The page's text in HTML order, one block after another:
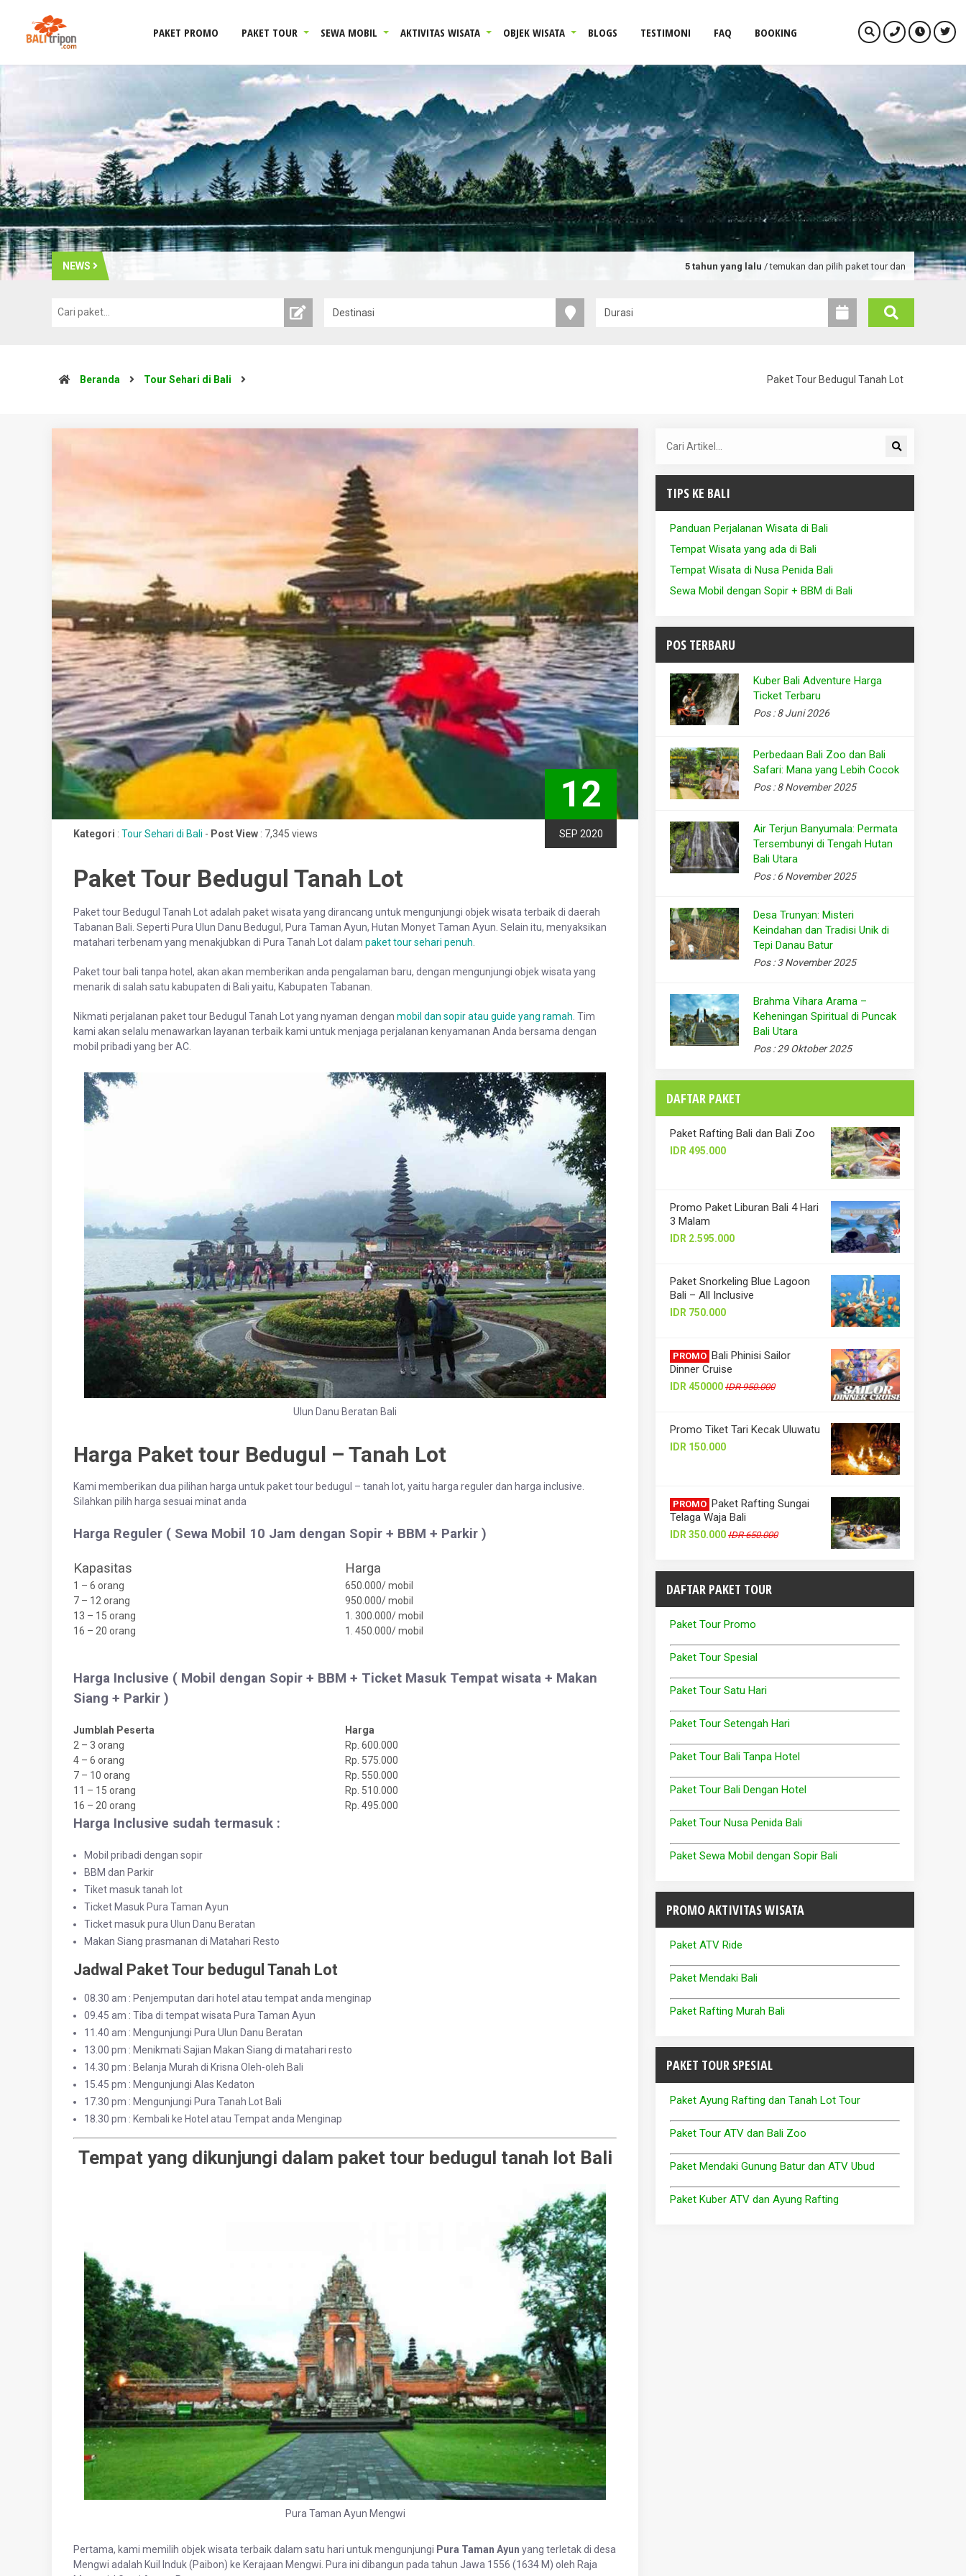
PAKET PROMO PAKET TOUR SEWA MOBIL AKTIVITAS WISATA OBJEK WISATA BLOGS TESTIMONI FAQ BOOKING
NEWS 5 tahun yang lalu / temukan dan pilih paket tour dan promo wisata terlengkap
Beranda Tour Sehari di Bali Paket Tour Bedugul Tanah Lot
Kategori : Tour Sehari di Bali - Post View : 7,345 views
12
SEP 2020
Paket Tour Bedugul Tanah Lot
Paket tour Bedugul Tanah Lot adalah paket wisata yang dirancang untuk mengunjungi objek wisata terbaik di daerah
Tabanan Bali. Seperti Pura Ulun Danu Bedugul, Pura Taman Ayun, Hutan Monyet Taman Ayun. Selain itu, menyaksikan
matahari terbenam yang menakjubkan di Pura Tanah Lot dalam paket tour sehari penuh
Paket tour bali tanpa hotel, akan akan memberikan anda pengalaman baru, dengan mengunjungi objek wisata yang
menarik di salah satu kabupaten di Bali yaitu, Kabupaten Tabanan.
Nikmati perjalanan paket tour Bedugul Tanah Lot yang nyaman dengan mobil dan sopir atau guide yang ramah . Tim
kami akan selalu menawarkan layanan terbaik kami untuk menjaga perjalanan kenyamanan Anda bersama dengan
mobil pribadi yang ber AC.
Ulun Danu Beratan Bali
Harga Paket tour Bedugul – Tanah Lot
Kami memberikan dua pilihan harga untuk paket tour bedugul – tanah lot, yaitu harga reguler dan harga inclusive.
Silahkan pilih harga sesuai minat anda
Harga Reguler ( Sewa Mobil 10 Jam dengan Sopir + BBM + Parkir )
Kapasitas Harga
1 – 6 orang
650.000/ mobil
7 – 12 orang
950.000/ mobil
13 – 15 orang
1. 300.000/ mobil
16 – 20 orang
1. 450.000/ mobil
Harga Inclusive ( Mobil dengan Sopir + BBM + Ticket Masuk Tempat wisata + Makan
Siang + Parkir )
Jumblah Peserta
Harga
2 – 3 orang
Rp. 600.000
4 – 6 orang
Rp. 575.000
7 – 10 orang
Rp. 550.000
11 – 15 orang
Rp. 510.000
16 – 20 orang
Rp. 495.000
Harga Inclusive sudah termasuk :
Mobil pribadi dengan sopir
BBM dan Parkir
Tiket masuk tanah lot
Ticket Masuk Pura Taman Ayun
Ticket masuk pura Ulun Danu Beratan
Makan Siang prasmanan di Matahari Resto
Jadwal Paket Tour bedugul Tanah Lot
08.30 am : Penjemputan dari hotel atau tempat anda menginap
09.45 am : Tiba di tempat wisata Pura Taman Ayun
11.40 am : Mengunjungi Pura Ulun Danu Beratan
13.00 pm : Menikmati Sajian Makan Siang di matahari resto
14.30 pm : Belanja Murah di Krisna Oleh-oleh Bali
15.45 pm : Mengunjungi Alas Kedaton
17.30 pm : Mengunjungi Pura Tanah Lot Bali
18.30 pm : Kembali ke Hotel atau Tempat anda Menginap
Tempat yang dikunjungi dalam paket tour bedugul tanah lot Bali
Pura Taman Ayun Mengwi
Pertama, kami memilih objek wisata terbaik dalam satu hari untuk mengunjungi Pura Taman Ayun yang terletak di desa
Mengwi adalah Kuil Induk (Paibon) ke Kerajaan Mengwi. Pura ini dibangun pada tahun Jawa 1556 (1634 M) oleh Raja
TIPS KE BALI
Panduan Perjalanan Wisata di Bali
Tempat Wisata yang ada di Bali
Tempat Wisata di Nusa Penida Bali
Sewa Mobil dengan Sopir + BBM di Bali
POS TERBARU
Kuber Bali Adventure Harga
Ticket Terbaru
Pos : 8 Juni 2026
Perbedaan Bali Zoo dan Bali
Safari: Mana yang Lebih Cocok
Pos : 8 November 2025
Air Terjun Banyumala: Permata
Tersembunyi di Tengah Hutan
Bali Utara
Pos : 6 November 2025
Desa Trunyan: Misteri
Keindahan dan Tradisi Unik di
Tepi Danau Batur
Pos : 3 November 2025
Brahma Vihara Arama –
Keheningan Spiritual di Puncak
Bali Utara
Pos : 29 Oktober 2025
DAFTAR PAKET
Paket Rafting Bali dan Bali Zoo
IDR 495.000
Promo Paket Liburan Bali 4 Hari
3 Malam
IDR 2.595.000
Paket Snorkeling Blue Lagoon
Bali – All Inclusive
IDR 750.000
PROMO Bali Phinisi Sailor
Dinner Cruise
IDR 450000 IDR 950.000
Promo Tiket Tari Kecak Uluwatu
IDR 150.000
PROMO Paket Rafting Sungai
Telaga Waja Bali
IDR 350.000 IDR 650.000
DAFTAR PAKET TOUR
Paket Tour Promo
Paket Tour Spesial
Paket Tour Satu Hari
Paket Tour Setengah Hari
Paket Tour Bali Tanpa Hotel
Paket Tour Bali Dengan Hotel
Paket Tour Nusa Penida Bali
Paket Sewa Mobil dengan Sopir Bali
PROMO AKTIVITAS WISATA
Paket ATV Ride
Paket Mendaki Bali
Paket Rafting Murah Bali
PAKET TOUR SPESIAL
Paket Ayung Rafting dan Tanah Lot Tour
Paket Tour ATV dan Bali Zoo
Paket Mendaki Gunung Batur dan ATV Ubud
Paket Kuber ATV dan Ayung Rafting